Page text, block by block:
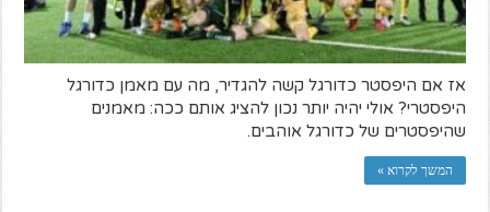
אז אם היפסטר כדורגל קשה להגדיר, מה עם מאמן כדורגל
היפסטרי? אולי יהיה יותר נכון להציג אותם ככה: מאמנים
שהיפסטרים של כדורגל אוהבים.
המשך לקרוא »